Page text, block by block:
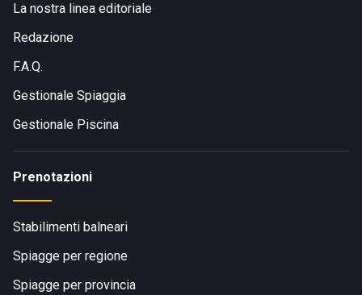
La nostra linea editoriale
Redazione
F.A.Q.
Gestionale Spiaggia
Gestionale Piscina
Prenotazioni
Stabilimenti balneari
Spiagge per regione
Spiagge per provincia